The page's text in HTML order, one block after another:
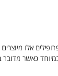
אלו
כאשר